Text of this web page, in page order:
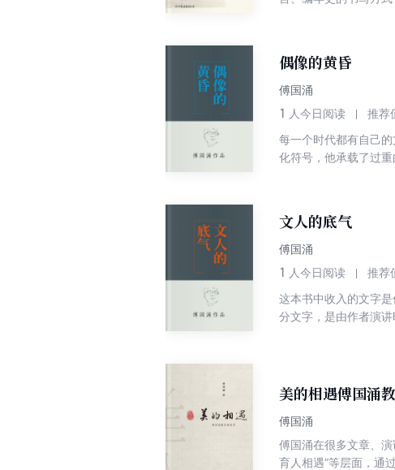
偶像的黄昏
傅国涌
1 人今日阅读 推荐
每一个时代都有自己
化符号，他承载了过
文人的底气
傅国涌
1 人今日阅读 推荐
这本书中收入的文字
分文字，是由作者演
美的相遇傅国涌
傅国涌
傅国涌在很多文章、演
育人相遇”等层面，通